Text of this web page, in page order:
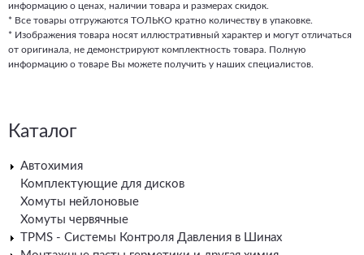
информацию о ценах, наличии товара и размерах скидок.
* Все товары отгружаются ТОЛЬКО кратно количеству в упаковке.
* Изображения товара носят иллюстративный характер и могут отличаться
от оригинала, не демонстрируют комплектность товара. Полную
информацию о товаре Вы можете получить у наших специалистов.
Каталог
Автохимия
Комплектующие для дисков
Хомуты нейлоновые
Хомуты червячные
TPMS - Системы Контроля Давления в Шинах